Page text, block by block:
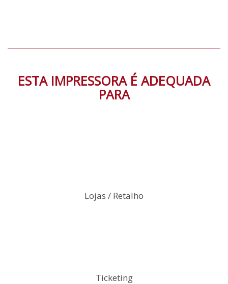
ESTA IMPRESSORA É ADEQUADA
PARA
Lojas / Retalho
Ticketing